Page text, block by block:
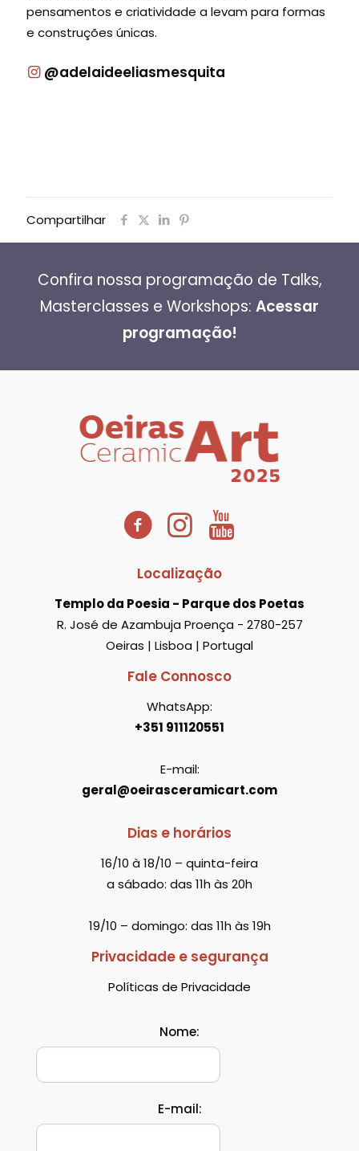
pensamentos e criatividade a levam para formas
e construções únicas.
@adelaideeliasmesquita
Compartilhar
Confira nossa programação de Talks,
Masterclasses e Workshops: Acessar
programação!
Localização
Templo da Poesia - Parque dos Poetas
R. José de Azambuja Proença - 2780-257
Oeiras | Lisboa | Portugal
Fale Connosco
WhatsApp:
+351 911120551
E-mail:
geral@oeirasceramicart.com
Dias e horários
16/10 à 18/10 – quinta-feira
a sábado: das 11h às 20h
19/10 – domingo: das 11h às 19h
Privacidade e segurança
Políticas de Privacidade
Nome:
E-mail: